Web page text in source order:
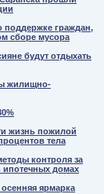
поддержке граждан,
сборе мусора
будут отдыхать
жилищно-
жизнь пожилой
тела
контроля за
ипотечных домах
ярмарка